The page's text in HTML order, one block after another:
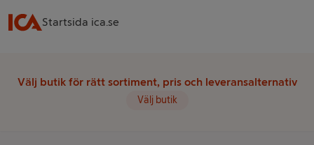
Startsida ica.se
Välj butik för rätt sortiment, pris och leveransalternativ
Välj butik